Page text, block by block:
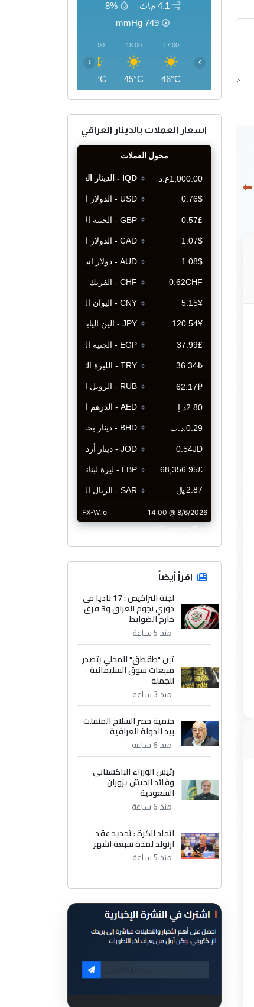
4.1 م\ث
8%
749
mmHg
17:00
46°C
18:00
45°C
19:00
43°C
‹ ›
اسعار العملات بالدينار العراقي
CurrencyRate
اقرأ أيضاً
لجنة التراخيص : 17 ناديا في
دوري نجوم العراق و3 فرق
خارج الضوابط
منذ 5 ساعة
تين "طقطق" المحلي يتصدر
مبيعات سوق السليمانية
للجملة
منذ 3 ساعة
حتمية حصر السلاح المنفلت
بيد الدولة العراقية
منذ 6 ساعة
رئيس الوزراء الباكستاني
وقائد الجيش يزوران
السعودية
منذ 6 ساعة
اتحاد الكرة : تجديد عقد
ارنولد لمدة سبعة اشهر
منذ 5 ساعة